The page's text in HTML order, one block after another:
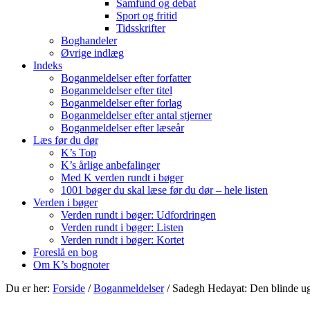
Samfund og debat
Sport og fritid
Tidsskrifter
Boghandeler
Øvrige indlæg
Indeks
Boganmeldelser efter forfatter
Boganmeldelser efter titel
Boganmeldelser efter forlag
Boganmeldelser efter antal stjerner
Boganmeldelser efter læseår
Læs før du dør
K’s Top
K’s årlige anbefalinger
Med K verden rundt i bøger
1001 bøger du skal læse før du dør – hele listen
Verden i bøger
Verden rundt i bøger: Udfordringen
Verden rundt i bøger: Listen
Verden rundt i bøger: Kortet
Foreslå en bog
Om K’s bognoter
Du er her: Forside / Boganmeldelser /Sadegh Hedayat: Den blinde